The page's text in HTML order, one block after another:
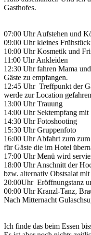
Gasthofes.
07:00 Uhr Aufstehen und
09:00 Uhr kleines
10:00 Uhr Kosmetik und
11:00 Uhr Ankleiden
12:30 Uhr fahren Mama
Gäste zu empfangen.
12:45 Uhr Treffpunkt der
werde zur Location gefahren
13:00 Uhr Trauung
14:00 Uhr Sektempfang mit
14:30 Uhr Fotoshooting
15:30 Uhr Gruppenfoto
16:00 Uhr Abfahrt zum
für Gäste die im Hotel
17:00 Uhr Menü wird
18:00 Uhr Anschnitt der
bzw. alternativ Obstsalat
20:00Uhr Eröffnungstanz
00:00 Uhr Kranzl-Tanz,
Nach Mitternacht
Ich finde das beim Essen